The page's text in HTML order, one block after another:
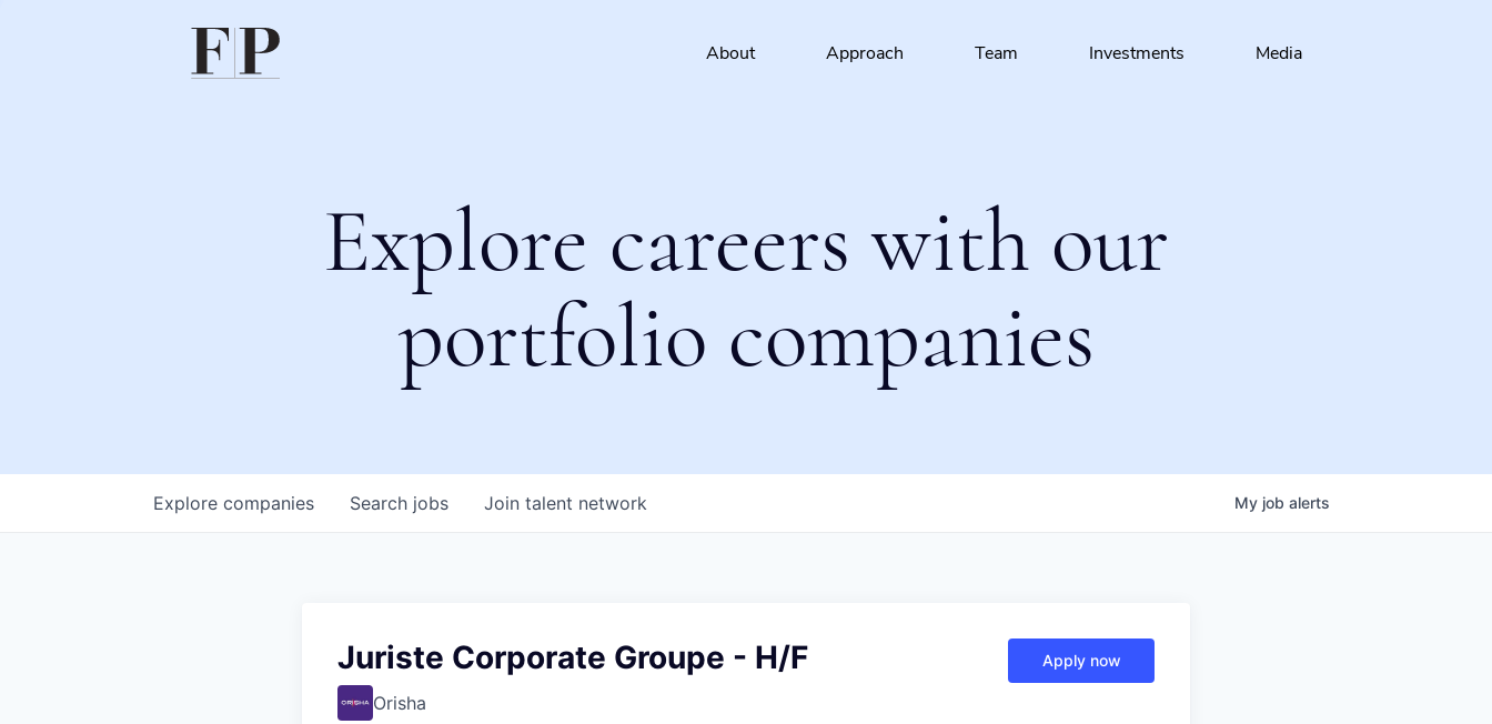
About Approach Team Investments Media
Explore careers with our
portfolio companies
Search jobs
Explore companies Join talent network My job alerts
Juriste Corporate Groupe - H/F
Orisha
Apply now